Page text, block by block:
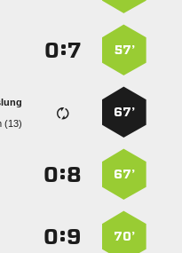
57’
:
67’

67’
:
70’
: